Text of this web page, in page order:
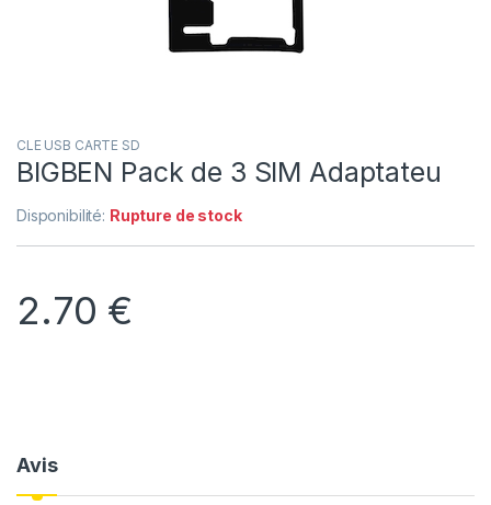
CLE USB CARTE SD
BIGBEN Pack de 3 SIM Adaptateu
Disponibilité: Rupture de stock
2.70 €
Avis